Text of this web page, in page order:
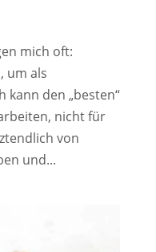
mich oft:
um als
kann den „besten“
nicht für
von
und...